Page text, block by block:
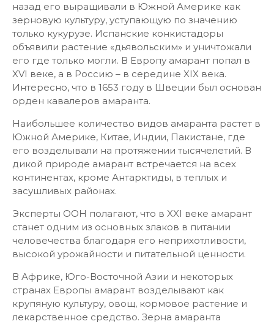
назад его выращивали в Южной Америке как
зерновую культуру, уступающую по значению
только кукурузе. Испанские конкистадоры
объявили растение «дьявольским» и уничтожали
его где только могли. В Европу амарант попал в
XVI веке, а в Россию – в середине XIX века.
Интересно, что в 1653 году в Швеции был основан
орден кавалеров амаранта.
Наибольшее количество видов амаранта растет в
Южной Америке, Китае, Индии, Пакистане, где
его возделывали на протяжении тысячелетий. В
дикой природе амарант встречается на всех
континентах, кроме Антарктиды, в теплых и
засушливых районах.
Эксперты ООН полагают, что в XXI веке амарант
станет одним из основных злаков в питании
человечества благодаря его неприхотливости,
высокой урожайности и питательной ценности.
В Африке, Юго-Восточной Азии и некоторых
странах Европы амарант возделывают как
крупяную культуру, овощ, кормовое растение и
лекарственное средство. Зерна амаранта